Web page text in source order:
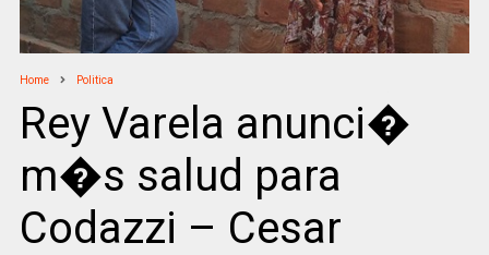
Home Politica
Rey Varela anunci�
m�s salud para
Codazzi – Cesar